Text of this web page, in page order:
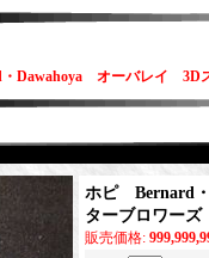
Dawahoya オーバレイ 3D
ホピ Bernard
ターブロワー
販売価格: